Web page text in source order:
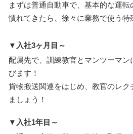
まずは普通自動車で、基本的な運転
慣れてきたら、徐々に業務で使う特
▼入社3ヶ月目～
配属先で、訓練教官とマンツーマ
びます！
貨物搬送関連をはじめ、教官のレク
ましょう！
▼入社1年目～